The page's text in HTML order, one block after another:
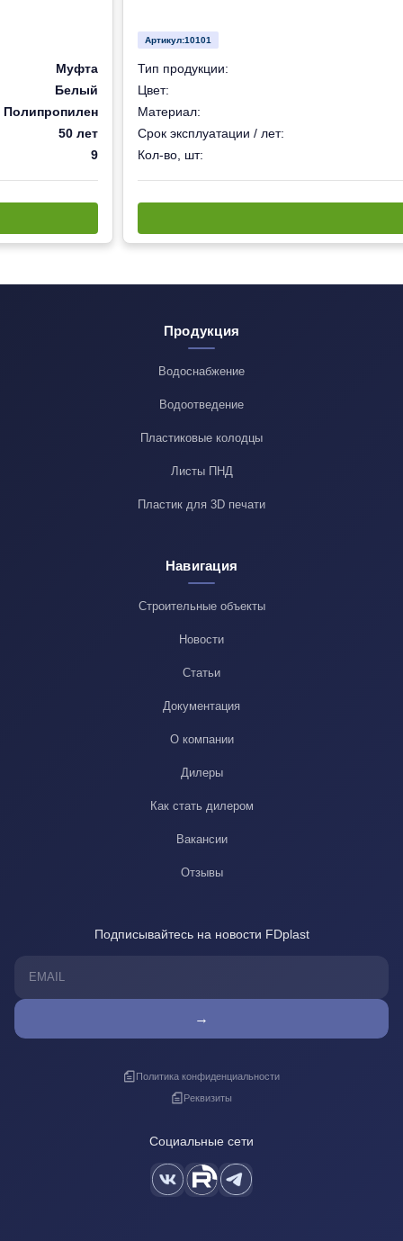
Муфта
Белый
Полипропилен
50 лет
9
Артикул:10101
Тип продукции:
Цвет:
Материал:
Срок эксплуатации / лет:
Кол-во, шт:
Продукция
Водоснабжение
Водоотведение
Пластиковые колодцы
Листы ПНД
Пластик для 3D печати
Навигация
Строительные объекты
Новости
Статьи
Документация
О компании
Дилеры
Как стать дилером
Вакансии
Отзывы
Подписывайтесь на новости FDplast
→
Политика конфиденциальности
Реквизиты
Социальные сети